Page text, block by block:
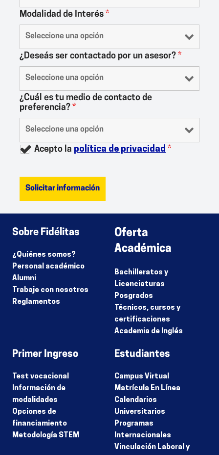
Modalidad de Interés *
¿Deseás ser contactado por un asesor? *
¿Cuál es tu medio de contacto de
preferencia? *
Acepto la política de privacidad *
Sobre Fidélitas
¿Quiénes somos?
Personal académico
Alumni
Trabaje con nosotros
Reglamentos
Oferta
Académica
Bachilleratos y
Licenciaturas
Posgrados
Técnicos, cursos y
certificaciones
Academia de Inglés
Primer Ingreso
Test vocacional
Información de
modalidades
Opciones de
financiamiento
Metodología STEM
Estudiantes
Campus Virtual
Matrícula En Línea
Calendarios
Universitarios
Programas
Internacionales
Vinculación Laboral y